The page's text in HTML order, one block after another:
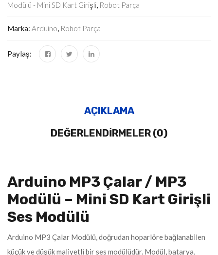
Modülü - Mini SD Kart Girişli, Robot Parça
Marka: Arduino, Robot Parça
Paylaş:
AÇIKLAMA
DEĞERLENDIRMELER (0)
Arduino MP3 Çalar / MP3
Modülü – Mini SD Kart Girişli
Ses Modülü
Arduino MP3 Çalar Modülü, doğrudan hoparlöre bağlanabilen
küçük ve düşük maliyetli bir ses modülüdür. Modül, batarya,